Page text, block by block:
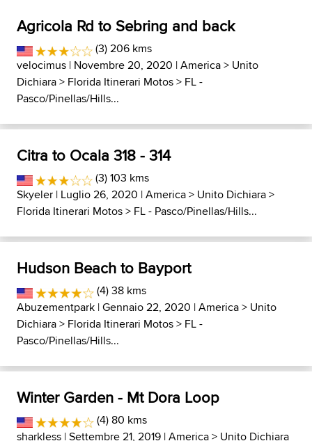
Agricola Rd to Sebring and back
(3) 206 kms
velocimus | Novembre 20, 2020 |America> Unito
Dichiara> Florida Itinerari Motos> FL -
Pasco/Pinellas/Hills...
Citra to Ocala 318 - 314
(3) 103 kms
Skyeler | Luglio 26, 2020 |America> Unito Dichiara>
Florida Itinerari Motos> FL - Pasco/Pinellas/Hills...
Hudson Beach to Bayport
(4) 38 kms
Abuzementpark | Gennaio 22, 2020 |America> Unito
Dichiara> Florida Itinerari Motos> FL -
Pasco/Pinellas/Hills...
Winter Garden - Mt Dora Loop
(4) 80 kms
sharkless | Settembre 21, 2019 |America> Unito Dichiara